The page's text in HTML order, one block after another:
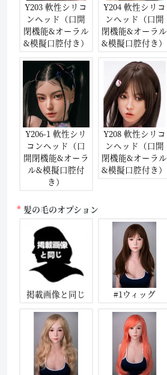
Y203 軟性シリコ
ンヘッド（口開
閉機能&オーラル
&模擬口腔付き）
Y204 軟性シリコ
ンヘッド（口開
閉機能&オーラル
&模擬口腔付き）
Y206-1 軟性シリ
コンヘッド（口
開閉機能&オーラ
ル&模擬口腔付
き）
Y208 軟性シリコ
ンヘッド（口開
閉機能&オーラル
&模擬口腔付き）
髪の毛のオプション
掲載画像と同じ #1ウィッグ